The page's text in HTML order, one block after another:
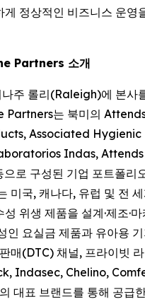
정상적인 비즈니스 운영
Partners 소개
주 롤리(Raleigh)에 본사
는 북미의
Associated Hygienic
Indas, Attends
로 구성된 기업 포트폴리
미국, 캐나다, 유럽 및 전
위생 제품을 설계·제조·
인 요실금 제품과 유아용
매(DTC) 채널, 프라이빗
Indasec, Chelino,
대표 브랜드를 통해 공급